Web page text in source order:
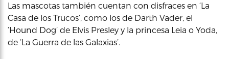
Las mascotas también cuentan con disfraces en ‘La
Casa de los Trucos’, como los de Darth Vader, el
‘Hound Dog’ de Elvis Presley y la princesa Leia o Yoda,
de ‘La Guerra de las Galaxias’.